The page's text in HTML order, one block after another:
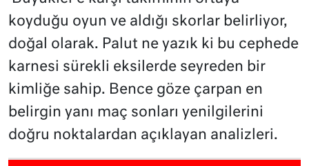
koyduğu oyun ve aldığı skorlar belirliyor,
doğal olarak. Palut ne yazık ki bu cephede
karnesi sürekli eksilerde seyreden bir
kimliğe sahip. Bence göze çarpan en
belirgin yanı maç sonları yenilgilerini
doğru noktalardan açıklayan analizleri.